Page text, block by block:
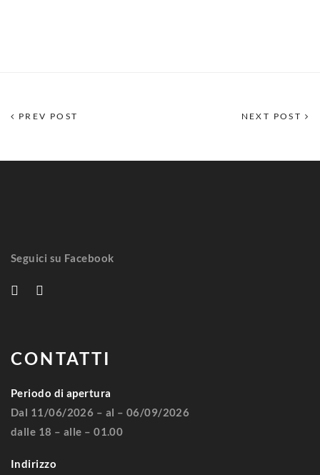
PREV POST NEXT POST
Seguici su Facebook
CONTATTI
Periodo di apertura
Dal 11/06/2026 – al – 06/09/2026
dalle 18 – alle – 01.00
Indirizzo